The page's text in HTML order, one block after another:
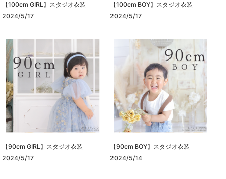
【100cm GIRL】スタジオ衣装
2024/5/17
【100cm BOY】スタジオ衣装
2024/5/17
【90cm GIRL】スタジオ衣装
2024/5/17
【90cm BOY】スタジオ衣装
2024/5/14